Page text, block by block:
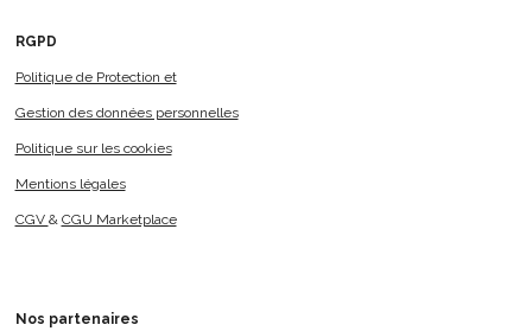
RGPD
Politique de Protection et
Gestion des données personnelles
Politique sur les cookies
Mentions légales
CGV & CGU Marketplace
Nos partenaires